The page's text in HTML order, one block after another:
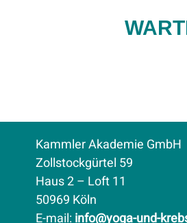
Kammler Akademie GmbH
Zollstockgürtel 59
Haus 2 – Loft 11
50969 Köln
E-mail:info@yoga-und-